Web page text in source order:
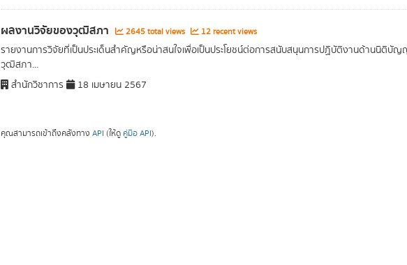
ผลงานวิจัยของวุฒิสภา 2645 total views 12 recent views
รายงานการวิจัยที่เป็นประเด็นสำคัญหรือน่าสนใจเพื่อเป็นประโยชน์ต่อการสนับสนุนการปฏิบัติงานด้านนิติบั
วุฒิสภา...
สำนักวิชาการ
18 เมษายน 2567
คุณสามารถเข้าถึงคลังทาง API (ให้ดู คู่มือ API).